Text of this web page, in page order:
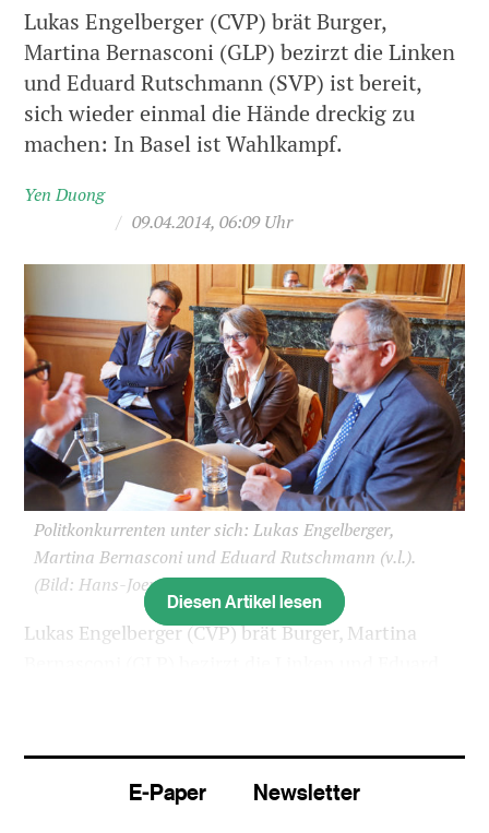
Lukas Engelberger (CVP) brät Burger,
Martina Bernasconi (GLP) bezirzt die Linken
und Eduard Rutschmann (SVP) ist bereit,
sich wieder einmal die Hände dreckig zu
machen: In Basel ist Wahlkampf.
Yen Duong
/ 09.04.2014, 06:09 Uhr
Politkonkurrenten unter sich: Lukas Engelberger,
Martina Bernasconi und Eduard Rutschmann (v.l.).
(Bild: Hans-Joerg Walter)
Lukas Engelberger (CVP) brät Burger, Martina
Wahlkampf.
Ein Showman ist Lukas Engelberger nicht,
Diesen Artikel lesen
E-Paper Newsletter